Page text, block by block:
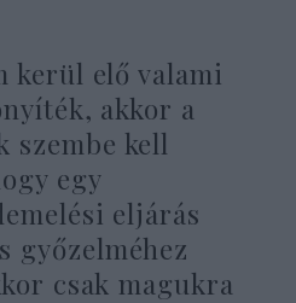
kerül elő valami
akkor a
szembe kell
egy
eljárás
győzelméhez
csak magukra